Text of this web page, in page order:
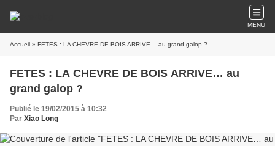
MENU
Accueil » FETES : LA CHEVRE DE BOIS ARRIVE… au grand galop ?
FETES : LA CHEVRE DE BOIS ARRIVE… au
grand galop ?
Publié le 19/02/2015 à 10:32
Par Xiao Long